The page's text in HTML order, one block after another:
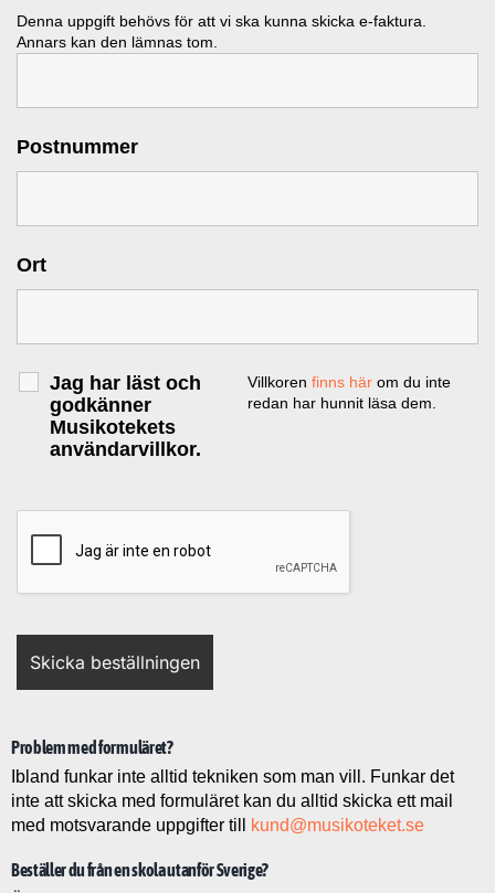
Denna uppgift behövs för att vi ska kunna skicka e-faktura.
Annars kan den lämnas tom.
Postnummer
Ort
Jag har läst och
godkänner
Musikotekets
användarvillkor.
Villkoren finns här om du inte
redan har hunnit läsa dem.
Problem med formuläret?
Ibland funkar inte alltid tekniken som man vill. Funkar det
inte att skicka med formuläret kan du alltid skicka ett mail
med motsvarande uppgifter till
kund@musikoteket.se
Beställer du från en skola utanför Sverige?